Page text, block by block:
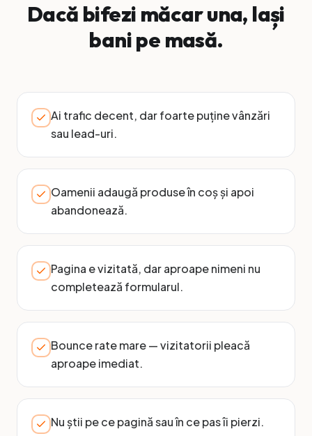
Dacă bifezi măcar una, lași
bani pe masă.
Ai trafic decent, dar foarte puține vânzări
sau lead-uri.
Oamenii adaugă produse în coș și apoi
abandonează.
Pagina e vizitată, dar aproape nimeni nu
completează formularul.
Bounce rate mare — vizitatorii pleacă
aproape imediat.
Nu știi pe ce pagină sau în ce pas îi pierzi.